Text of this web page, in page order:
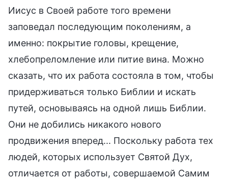
Иисус в Своей работе того времени
заповедал последующим поколениям, а
именно: покрытие головы, крещение,
хлебопреломление или питие вина. Можно
сказать, что их работа состояла в том, чтобы
придерживаться только Библии и искать
путей, основываясь на одной лишь Библии.
Они не добились никакого нового
продвижения вперед... Поскольку работа тех
людей, которых использует Святой Дух,
отличается от работы, совершаемой Самим